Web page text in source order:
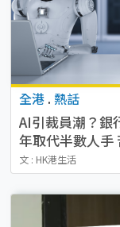
全港 . 熱話
AI引裁員潮？銀
年取代半數人手
文 : HK港生活